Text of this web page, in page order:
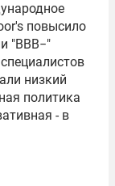
повысило
"BBB−"
низкий
политика
- в